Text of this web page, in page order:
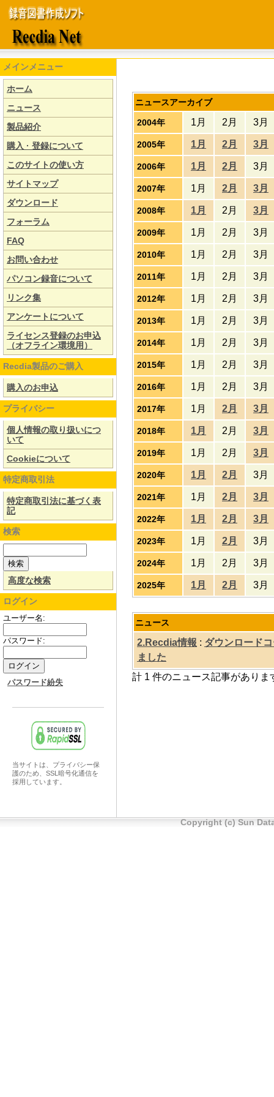
メインメニュー
ホーム
ニュース
製品紹介
購入 · 登録について
このサイトの使い方
サイトマップ
ダウンロード
フォーラム
FAQ
お問い合わせ
パソコン録音について
リンク集
アンケートについて
ライセンス登録のお申込
（オフライン環境用）
Recdia製品のご購入
購入のお申込
プライバシー
個人情報の取り扱いにつ
いて
Cookieについて
特定商取引法
特定商取引法に基づく表
記
検索
高度な検索
ログイン
ユーザー名:
パスワード:
パスワード紛失
当サイトは、プライバシー保
護のため、SSL暗号化通信を
採用しています。
ニュースアーカイブ
2004年 1月 2月 3月
2005年 1月 2月 3月
2006年 1月 2月 3月
2007年 1月 2月 3月
2008年 1月 2月 3月
2009年 1月 2月 3月
2010年 1月 2月 3月
2011年 1月 2月 3月
2012年 1月 2月 3月
2013年 1月 2月 3月
2014年 1月 2月 3月
2015年 1月 2月 3月
2016年 1月 2月 3月
2017年 1月 2月 3月
2018年 1月 2月 3月
2019年 1月 2月 3月
2020年 1月 2月 3月
2021年 1月 2月 3月
2022年 1月 2月 3月
2023年 1月 2月 3月
2024年 1月 2月 3月
2025年 1月 2月 3月
ニュース
2.Recdia情報 : ダウンロード
ました
計 1 件のニュース記事がありま
Copyright (c) Sun